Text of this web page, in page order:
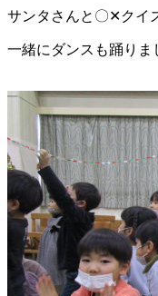
サンタさんと〇✕クイ
一緒にダンスも踊りま